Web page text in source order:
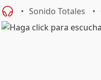
Sonido Totales